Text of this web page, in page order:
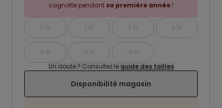
cagnotte pendant sa première année !
0 M 1 M 3 M 6 M
9 M 12 M
18 M
Un doute ? Consultez le guide des tailles
Disponibilité magasin